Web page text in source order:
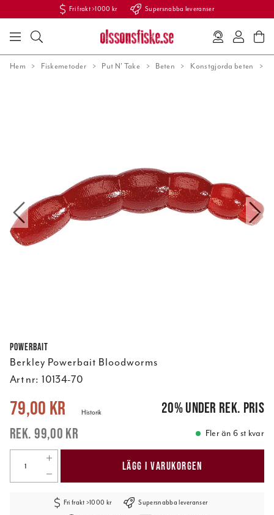
Fri frakt >1000 kr Supersnabba leveranser
Hem Fiskemetoder Put N' Take Beten Konstgjorda beten
Powerbait
Berkley Powerbait Bloodworms
Art nr: 10134-70
Nuvarande pris: 99,00 kr
79,00 kr
99,00 kr
Historik 20%under rek. pris
Fler än 6 st kvar
LÄGG I VARUKORGEN
Fri frakt >1000 kr Supersnabba leveranser